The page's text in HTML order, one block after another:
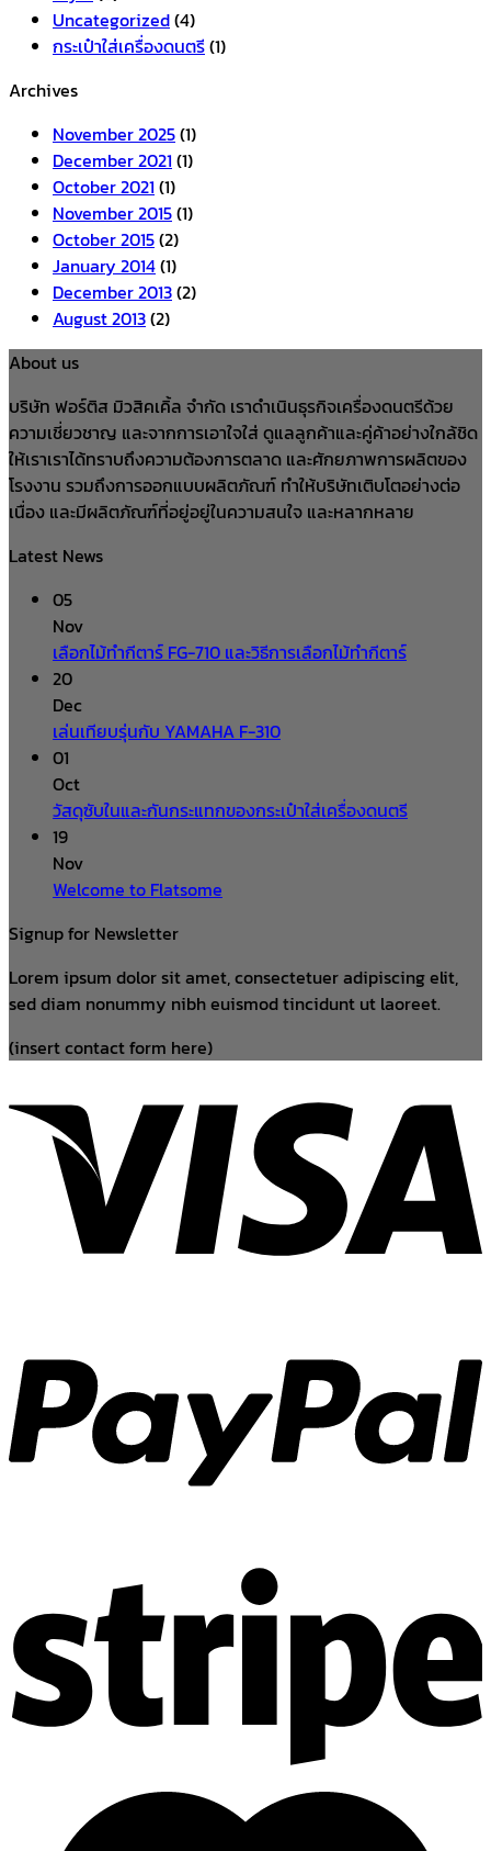
Uncategorized(4)
กระเป๋าใส่เครื่องดนตรี(1)
Archives
November 2025(1)
December 2021 (1)
October 2021 (1)
November 2015(1)
October 2015(2)
January 2014(1)
December 2013(2)
August 2013(2)
About us
บริษัท ฟอร์ติส มิวสิคเคิ้ล จำกัด เราดำเนินธุรกิจเครื่องดนตรีด้วย
ความเชี่ยวชาญ และจากการเอาใจใส่ ดูแลลูกค้าและคู่ค้าอย่างใกล้ชิด
ให้เราเราได้ทราบถึงความต้องการตลาด และศักยภาพการผลิตของ
โรงงาน รวมถึงการออกแบบผลิตภัณฑ์ ทำให้บริษัทเติบโตอย่างต่อ
เนื่อง และมีผลิตภัณฑ์ที่อยู่อยู่ในความสนใจ และหลากหลาย
Latest News
05
Nov
เลือกไม้ทำกีตาร์ FG-710 และวิธีการเลือกไม้ทำกีตาร์
20
Dec
เล่นเทียบรุ่นกับ YAMAHA F-310
01
Oct
วัสดุซับในและกันกระแทกของกระเป๋าใส่เครื่องดนตรี
19
Nov
Welcome to Flatsome
Signup for Newsletter
Lorem ipsum dolor sit amet, consectetuer adipiscing elit,
sed diam nonummy nibh euismod tincidunt ut laoreet.
(insert contact form here)